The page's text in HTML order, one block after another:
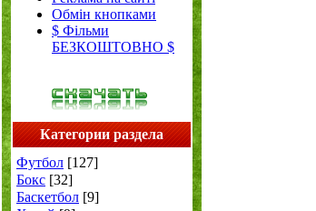
Обмін кнопками
$ Фільми
БЕЗКОШТОВНО $
Категории раздела
Футбол [127]
Бокс [32]
Баскетбол [9]